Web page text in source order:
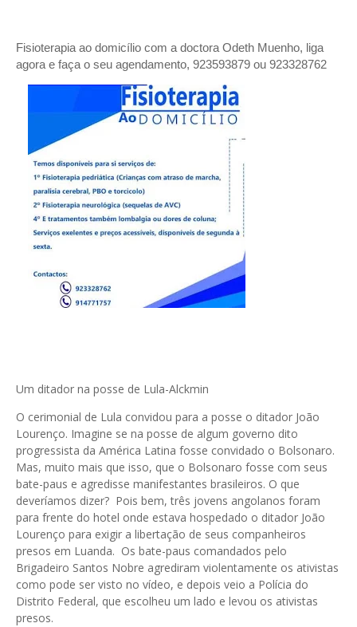
Fisioterapia ao domicílio com a doctora Odeth Muenho, liga
agora e faça o seu agendamento, 923593879 ou 923328762
Um ditador na posse de Lula-Alckmin
O cerimonial de Lula convidou para a posse o ditador João
Lourenço. Imagine se na posse de algum governo dito
progressista da América Latina fosse convidado o Bolsonaro.
Mas, muito mais que isso, que o Bolsonaro fosse com seus
bate-paus e agredisse manifestantes brasileiros. O que
deveríamos dizer? Pois bem, três jovens angolanos foram
para frente do hotel onde estava hospedado o ditador João
Lourenço para exigir a libertação de seus companheiros
presos em Luanda. Os bate-paus comandados pelo
Brigadeiro Santos Nobre agrediram violentamente os ativistas
como pode ser visto no vídeo, e depois veio a Polícia do
Distrito Federal, que escolheu um lado e levou os ativistas
presos.